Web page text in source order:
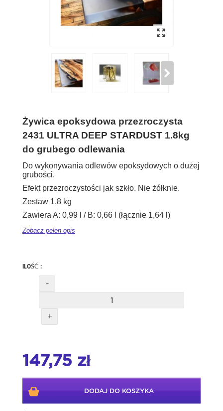
Żywica epoksydowa przezroczysta
2431 ULTRA DEEP STARDUST 1.8kg
do grubego odlewania
Do wykonywania odlewów epoksydowych o dużej
grubości.
Efekt przezroczystości jak szkło. Nie żółknie.
Zestaw 1,8 kg
Zawiera A: 0,99 l / B: 0,66 l (łącznie 1,64 l)
Zobacz pełen opis
ILOŚĆ :
-
+
147,75 zł
DODAJ DO KOSZYKA